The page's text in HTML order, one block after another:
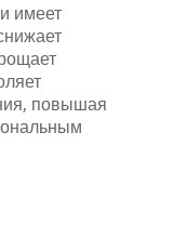
имеет
повышая